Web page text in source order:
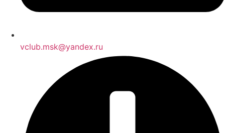
vclub.msk@yandex.ru